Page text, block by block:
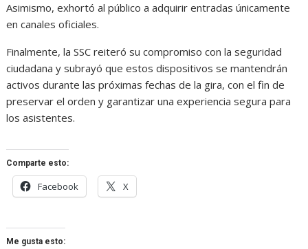
Asimismo, exhortó al público a adquirir entradas únicamente
en canales oficiales.
Finalmente, la SSC reiteró su compromiso con la seguridad
ciudadana y subrayó que estos dispositivos se mantendrán
activos durante las próximas fechas de la gira, con el fin de
preservar el orden y garantizar una experiencia segura para
los asistentes.
Comparte esto:
Facebook X
Me gusta esto: